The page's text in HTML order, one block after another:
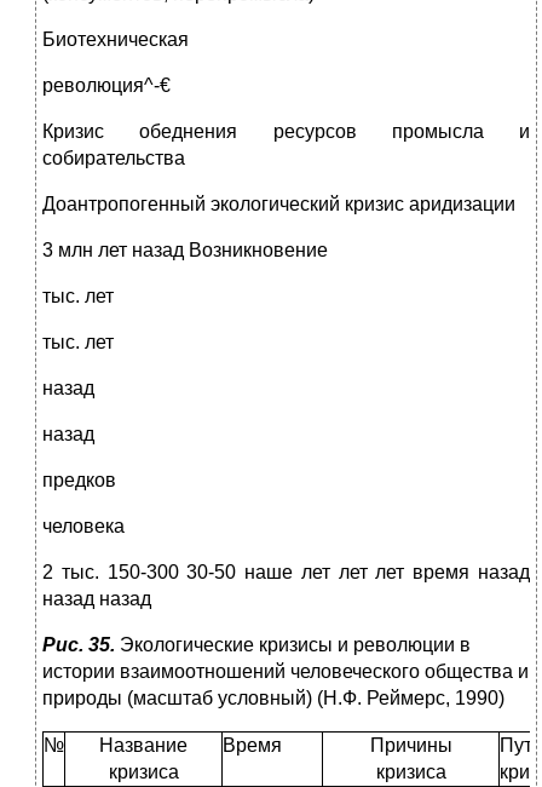
Биотехническая
революция^-€
Кризис обеднения ресурсов промысла и
собирательства
Доантропогенный экологический кризис аридизации
3 млн лет назад Возникновение
тыс. лет
тыс. лет
назад
назад
предков
человека
2 тыс. 150-300 30-50 наше лет лет лет время назад
назад назад
Рис. 35. Экологические кризисы и революции в
истории взаимоотношений человеческого общества и
природы (масштаб условный) (Н.Ф. Реймерс, 1990)
№
Название
кризиса
Время
Причины
кризиса